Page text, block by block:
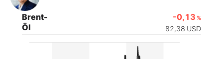
Brent-
Öl
-0,13 %
82,38 USD